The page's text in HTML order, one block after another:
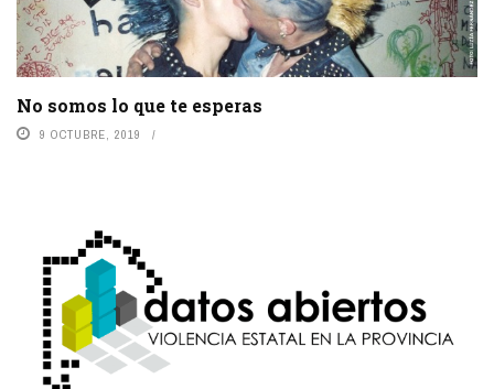
No somos lo que te esperas
9 OCTUBRE, 2019